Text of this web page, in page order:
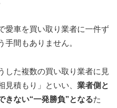
愛車を買い取り業者に一件ず
手間もありません。
した複数の買い取り業者に見
見積もり」といい、 業者側と
きない“一発勝負”となるた